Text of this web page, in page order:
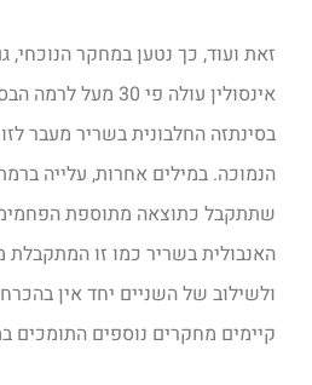
זאת ועוד, כך נטען במחקר הנוכחי,
אינסולין עולה פי 30
בסינתזה החלבונית בשריר מעבר
הנמוכה. במילים אחרות, עלייה
שתתקבל כתוצאה מתוספת
האנבולית בשריר כמו זו המתקבלת
ולשילוב של השניים יחד אין בהכרח
קיימים מחקרים נוספים התומכים